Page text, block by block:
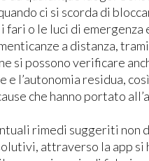
ci si scorda di
fari o le luci di emergenza
a distanza,
si possono verificare
e l’autonomia residua,
che hanno portato
rimedi suggeriti non
attraverso la app si